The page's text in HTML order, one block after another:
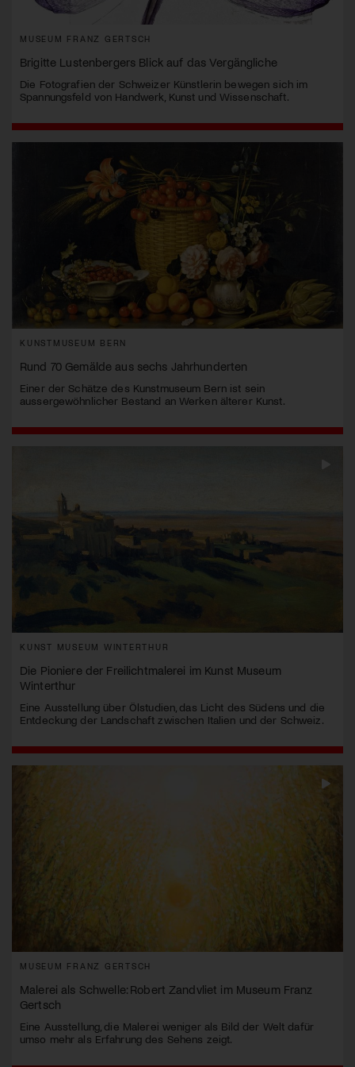
MUSEUM FRANZ GERTSCH
Brigitte Lustenbergers Blick auf das Vergängliche
Die Fotografien der Schweizer Künstlerin bewegen sich im
Spannungsfeld von Handwerk, Kunst und Wissenschaft.
KUNSTMUSEUM BERN
Rund 70 Gemälde aus sechs Jahrhunderten
Einer der Schätze des Kunstmuseum Bern ist sein
aussergewöhnlicher Bestand an Werken älterer Kunst.
KUNST MUSEUM WINTERTHUR
Die Pioniere der Freilichtmalerei im Kunst Museum
Winterthur
Eine Ausstellung über Ölstudien, das Licht des Südens und die
Entdeckung der Landschaft zwischen Italien und der Schweiz.
MUSEUM FRANZ GERTSCH
Malerei als Schwelle: Robert Zandvliet im Museum Franz
Gertsch
Eine Ausstellung, die Malerei weniger als Bild der Welt dafür
umso mehr als Erfahrung des Sehens zeigt.